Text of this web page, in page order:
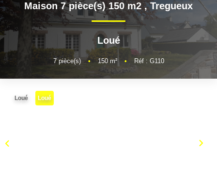
FAIRE GÉRER
MON AGENCE
AVIS CLIENTS
Maison 7 pièce(s) 150 m2,Tregueux
Loué
7pièce(s) • 150m² • Réf : G110
Loué Loué